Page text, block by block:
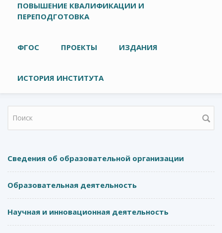
ПОВЫШЕНИЕ КВАЛИФИКАЦИИ И
ПЕРЕПОДГОТОВКА
ФГОС ПРОЕКТЫ ИЗДАНИЯ
ИСТОРИЯ ИНСТИТУТА
Форма поиска
Сведения об образовательной организации
Образовательная деятельность
Научная и инновационная деятельность